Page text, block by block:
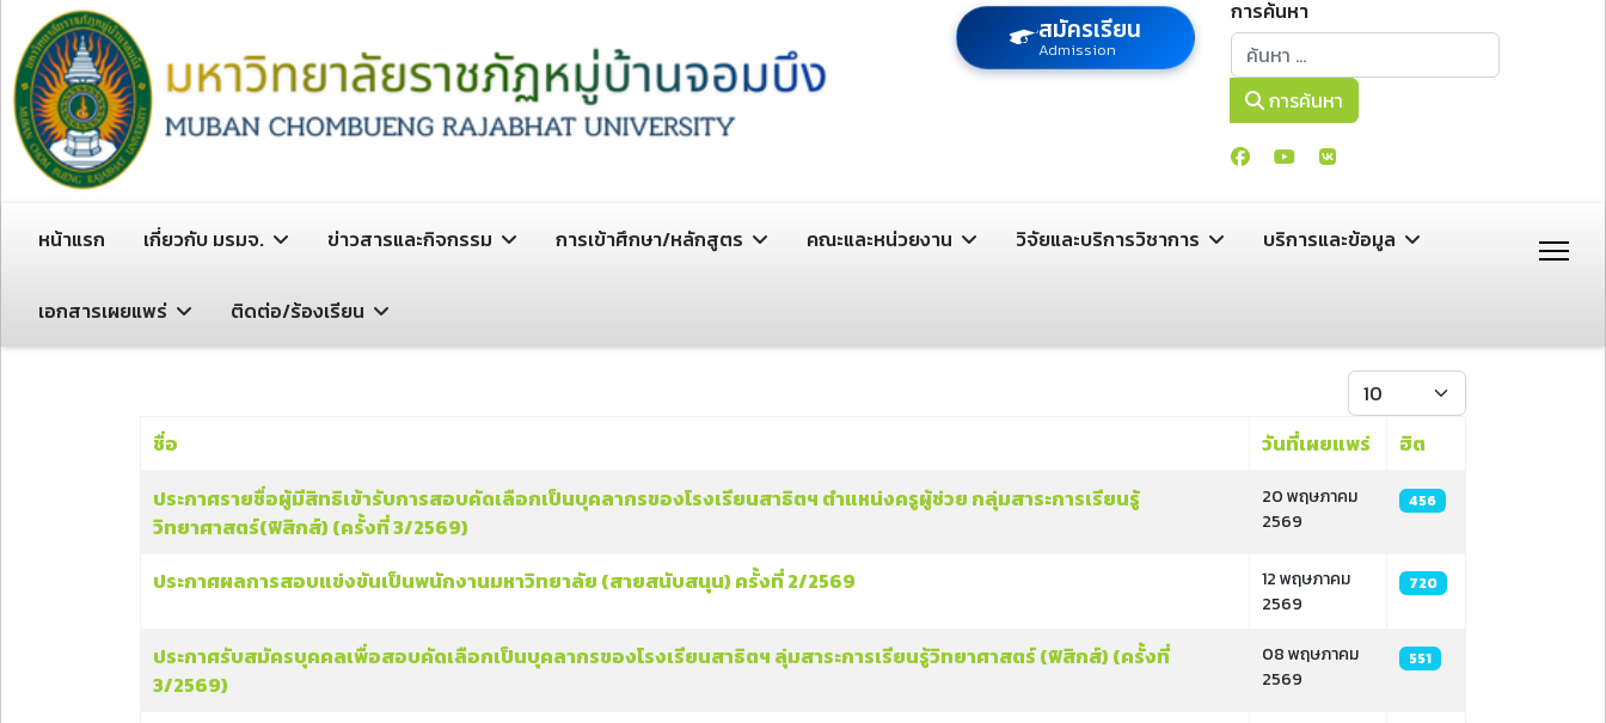
สมัครเรียน
Admission
การค้นหา
การค้นหา
การค้นหา
หน้าแรก เกี่ยวกับ มรมจ. ข่าวสารและกิจกรรม การเข้าศึกษา/หลักสูตร คณะและหน่วยงาน วิจัยและบริการวิชาการ บริการและข้อมูล
เอกสารเผยแพร่ ติดต่อ/ร้องเรียน
แสดง #
ชื่อ วันที่เผยแพร่
ฮิต
ประกาศรายชื่อผู้มีสิทธิเข้ารับการสอบคัดเลือกเป็นบุคลากรของโรงเรียนสาธิตฯ ตำแหน่งครูผู้ช่วย กลุ่มสาระการเรียนรู้
วิทยาศาสตร์(ฟิสิกส์) (ครั้งที่ 3/2569)
20 พฤษภาคม
2569
456
ประกาศผลการสอบแข่งขันเป็นพนักงานมหาวิทยาลัย (สายสนับสนุน) ครั้งที่ 2/2569
12 พฤษภาคม
2569
720
ประกาศรับสมัครบุคคลเพื่อสอบคัดเลือกเป็นบุคลากรของโรงเรียนสาธิตฯ ลุ่มสาระการเรียนรู้วิทยาศาสตร์ (ฟิสิกส์) (ครั้งที่
3/2569)
08 พฤษภาคม
2569
551